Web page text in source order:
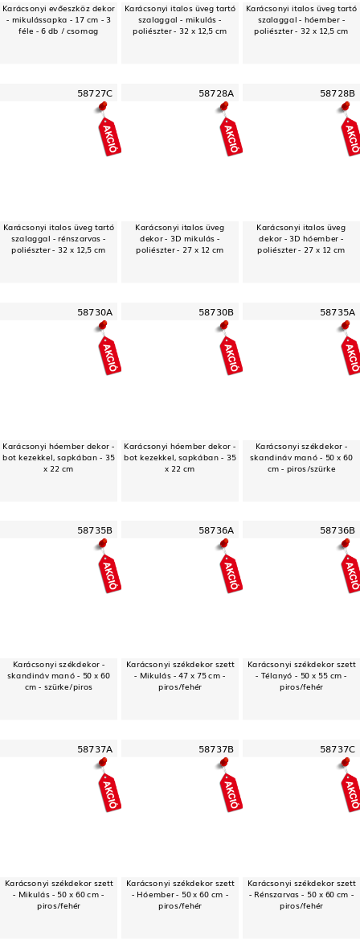
Karácsonyi evőeszköz dekor
- mikulássapka - 17 cm - 3
féle - 6 db / csomag
Karácsonyi italos üveg tartó
szalaggal - mikulás -
poliészter - 32 x 12,5 cm
Karácsonyi italos üveg tartó
szalaggal - hóember -
poliészter - 32 x 12,5 cm
58727C
Karácsonyi italos üveg tartó
szalaggal - rénszarvas -
poliészter - 32 x 12,5 cm
58728A
Karácsonyi italos üveg
dekor - 3D mikulás -
poliészter - 27 x 12 cm
58728B
Karácsonyi italos üveg
dekor - 3D hóember -
poliészter - 27 x 12 cm
58730A
Karácsonyi hóember dekor -
bot kezekkel, sapkában - 35
x 22 cm
58730B
Karácsonyi hóember dekor -
bot kezekkel, sapkában - 35
x 22 cm
58735A
Karácsonyi székdekor -
skandináv manó - 50 x 60
cm - piros/szürke
58735B
Karácsonyi székdekor -
skandináv manó - 50 x 60
cm - szürke/piros
58736A
Karácsonyi székdekor szett
- Mikulás - 47 x 75 cm -
piros/fehér
58736B
Karácsonyi székdekor szett
- Télanyó - 50 x 55 cm -
piros/fehér
58737A
Karácsonyi székdekor szett
- Mikulás - 50 x 60 cm -
piros/fehér
58737B
Karácsonyi székdekor szett
- Hóember - 50 x 60 cm -
piros/fehér
58737C
Karácsonyi székdekor szett
- Rénszarvas - 50 x 60 cm -
piros/fehér